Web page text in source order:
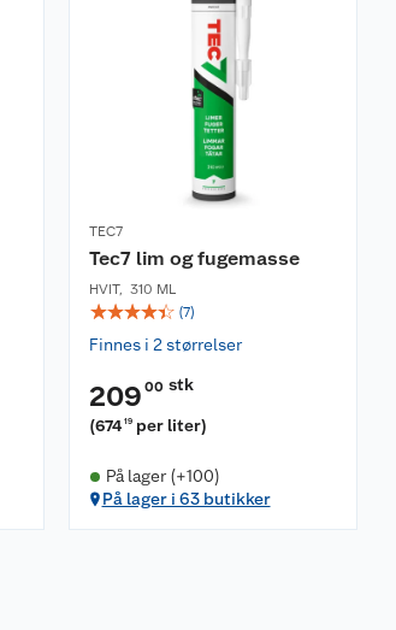
TEC7
Tec7 lim og fugemasse
HVIT, 310 ML
☆☆☆☆☆ (7)
Finnes i 2 størrelser
209 00 stk
(674 19 per liter)
På lager (+100)
På lager i 63 butikker